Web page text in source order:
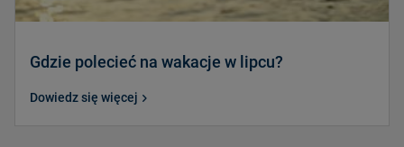
Gdzie polecieć na wakacje w lipcu?
Dowiedz się więcej